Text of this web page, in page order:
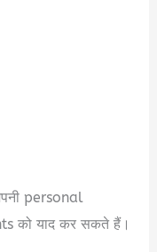
personal
को याद कर सकते हैं।